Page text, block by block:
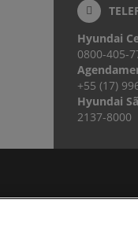
Hyundai
0800-405-
+55 (17)
Hyundai
2137-8000
De Oliveira,